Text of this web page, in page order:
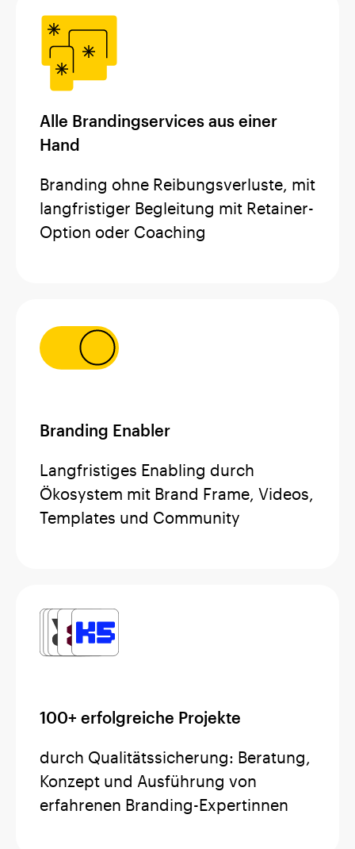
Alle Brandingservices aus einer
Hand
Branding ohne Reibungsverluste, mit
langfristiger Begleitung mit Retainer-
Option oder Coaching
Branding Enabler
Langfristiges Enabling durch
Ökosystem mit Brand Frame, Videos,
Templates und Community
100+ erfolgreiche Projekte
durch Qualitätssicherung: Beratung,
Konzept und Ausführung von
erfahrenen Branding-Expertinnen